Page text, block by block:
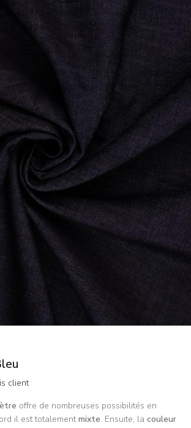
client
offre de nombreuses possibilités en
il est totalementmixte. Ensuite, la couleur